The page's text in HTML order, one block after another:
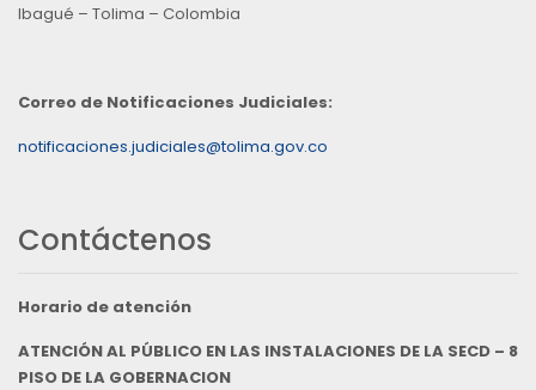
Ibagué – Tolima – Colombia
Correo de Notificaciones Judiciales:
notificaciones.judiciales@tolima.gov.co
Contáctenos
Horario de atención
ATENCIÓN AL PÚBLICO EN LAS INSTALACIONES DE LA SECD – 8
PISO DE LA GOBERNACION